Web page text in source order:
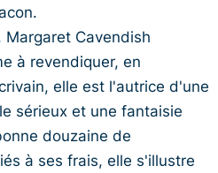
Cavendish
à revendiquer, en
elle est l'autrice d'une
sérieux et une fantaisie
douzaine de
à ses frais, elle s'illustre